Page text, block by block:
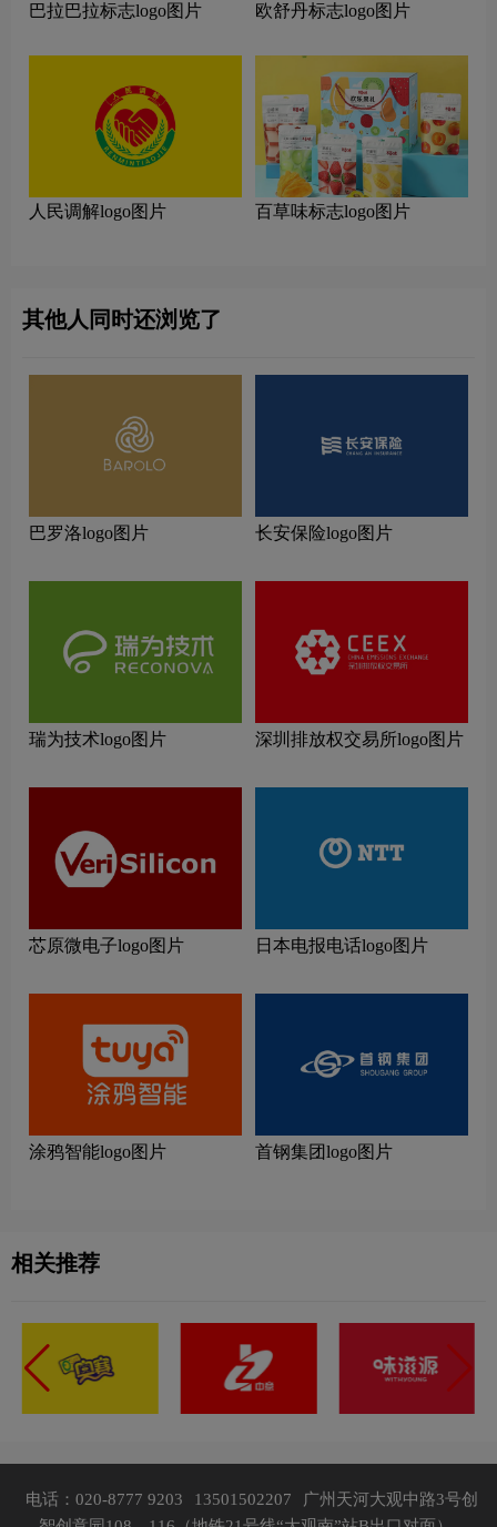
巴拉巴拉标志logo图片 欧舒丹标志logo图片
人民调解logo图片 百草味标志logo图片
其他人同时还浏览了
巴罗洛logo图片 长安保险logo图片
瑞为技术logo图片 深圳排放权交易所logo图片
芯原微电子logo图片 日本电报电话logo图片
涂鸦智能logo图片 首钢集团logo图片
相关推荐
电话：020-8777 9203 13501502207
广州天河大观中路3号创